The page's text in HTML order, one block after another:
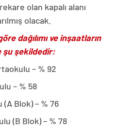
olan kapalı alanı
olacak.
dağılımı ve inşaatların
şu şekildedir:
– % 92
– % 58
(A Blok) – % 76
(B Blok) – % 78